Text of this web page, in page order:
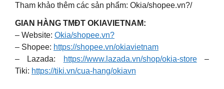
Tham khảo thêm các sản phẩm: Okia/shopee.vn?/
GIAN HÀNG TMĐT OKIAVIETNAM:
– Website: Okia/shopee.vn?
– Shopee: https://shopee.vn/okiavietnam
– Lazada:
https://www.lazada.vn/shop/okia-store–
Tiki: https://tiki.vn/cua-hang/okiavn